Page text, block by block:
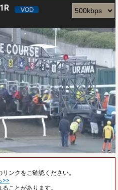
ンクをご確認ください。
>>
ことがあります。